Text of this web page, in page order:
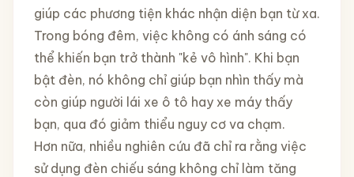
giúp các phương tiện khác nhận diện bạn từ xa.
Trong bóng đêm, việc không có ánh sáng có
thể khiến bạn trở thành "kẻ vô hình". Khi bạn
bật đèn, nó không chỉ giúp bạn nhìn thấy mà
còn giúp người lái xe ô tô hay xe máy thấy
bạn, qua đó giảm thiểu nguy cơ va chạm.
Hơn nữa, nhiều nghiên cứu đã chỉ ra rằng việc
sử dụng đèn chiếu sáng không chỉ làm tăng